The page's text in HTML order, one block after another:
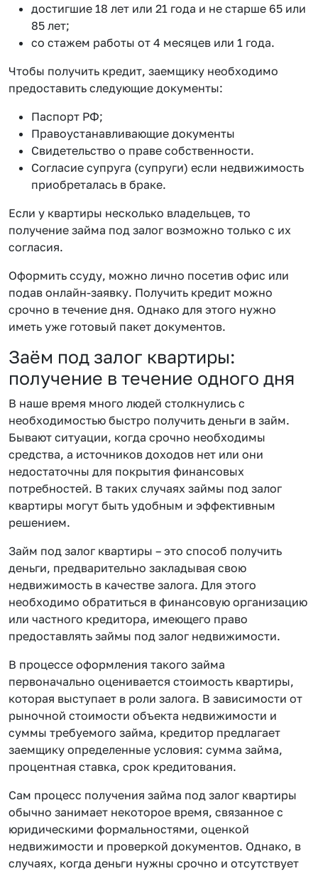
достигшие 18 лет или 21 года и не старше 65 или
85 лет;
со стажем работы от 4 месяцев или 1 года.
Чтобы получить кредит, заемщику необходимо
предоставить следующие документы:
Паспорт РФ;
Правоустанавливающие документы
Свидетельство о праве собственности.
Согласие супруга (супруги) если недвижимость
приобреталась в браке.
Если у квартиры несколько владельцев, то
получение займа под залог возможно только с их
согласия.
Оформить ссуду, можно лично посетив офис или
подав онлайн-заявку. Получить кредит можно
срочно в течение дня. Однако для этого нужно
иметь уже готовый пакет документов.
Заём под залог квартиры:
получение в течение одного дня
В наше время много людей столкнулись с
необходимостью быстро получить деньги в займ.
Бывают ситуации, когда срочно необходимы
средства, а источников доходов нет или они
недостаточны для покрытия финансовых
потребностей. В таких случаях займы под залог
квартиры могут быть удобным и эффективным
решением.
Займ под залог квартиры – это способ получить
деньги, предварительно закладывая свою
недвижимость в качестве залога. Для этого
необходимо обратиться в финансовую организацию
или частного кредитора, имеющего право
предоставлять займы под залог недвижимости.
В процессе оформления такого займа
первоначально оценивается стоимость квартиры,
которая выступает в роли залога. В зависимости от
рыночной стоимости объекта недвижимости и
суммы требуемого займа, кредитор предлагает
заемщику определенные условия: сумма займа,
процентная ставка, срок кредитования.
Сам процесс получения займа под залог квартиры
обычно занимает некоторое время, связанное с
юридическими формальностями, оценкой
недвижимости и проверкой документов. Однако, в
случаях, когда деньги нужны срочно и отсутствует